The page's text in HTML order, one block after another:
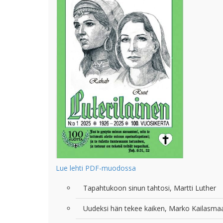
Lue lehti PDF-muodossa
Tapahtukoon sinun tahtosi, Martti Luther
Uudeksi hän tekee kaiken, Marko